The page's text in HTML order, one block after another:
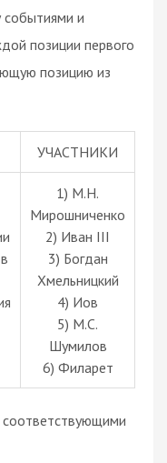
событиями и
позиции первого
позицию из
УЧАСТНИКИ
1) М.Н.
Мирошниченко
2) Иван III
3) Богдан
Хмельницкий
4) Иов
5) М.С.
Шумилов
6) Филарет